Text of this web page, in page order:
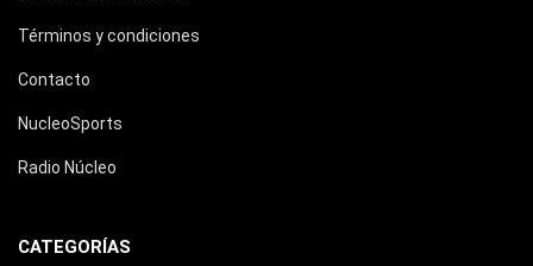
Términos y condiciones
Contacto
NucleoSports
Radio Núcleo
CATEGORÍAS